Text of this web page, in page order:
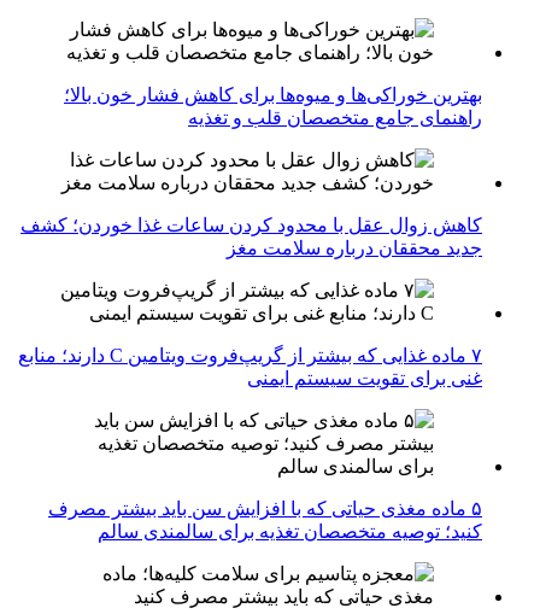
بهترین خوراکی‌ها و میوه‌ها برای کاهش فشار خون بالا؛
راهنمای جامع متخصصان قلب و تغذیه
کاهش زوال عقل با محدود کردن ساعات غذا خوردن؛ کشف
جدید محققان درباره سلامت مغز
۷ ماده غذایی که بیشتر از گریپ‌فروت ویتامین C دارند؛ منابع
غنی برای تقویت سیستم ایمنی
۵ ماده مغذی حیاتی که با افزایش سن باید بیشتر مصرف
کنید؛ توصیه متخصصان تغذیه برای سالمندی سالم